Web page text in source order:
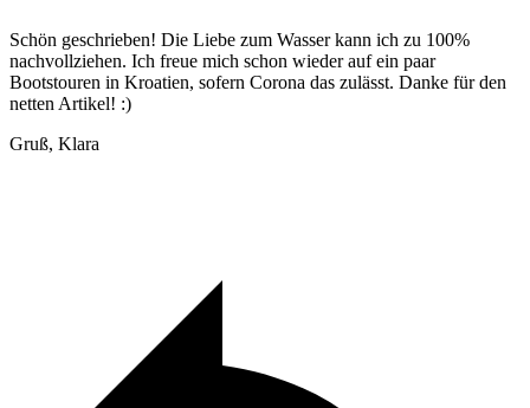
Schön geschrieben! Die Liebe zum Wasser kann ich zu 100%
nachvollziehen. Ich freue mich schon wieder auf ein paar
Bootstouren in Kroatien, sofern Corona das zulässt. Danke für den
netten Artikel! :)
Gruß, Klara